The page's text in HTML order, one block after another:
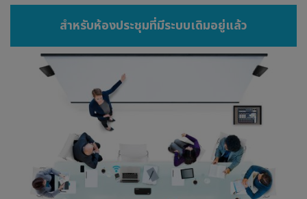
สำหรับห้องประชุมที่มีระบบเดิมอยู่แล้ว